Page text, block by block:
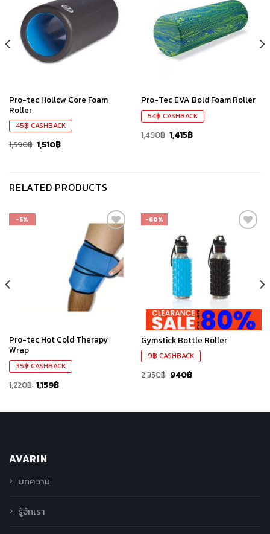
เก็บ
สินค้า
ที่ชอบ
Pro-tec Hollow Core Foam
Roller
45฿ CASHBACK
1,590฿ 1,510฿
เก็บ
ใน
สินค้า
ที่ชอบ
Pro-Tec EVA Bold Foam Roller
54฿ CASHBACK
1,490฿ 1,415฿
RELATED PRODUCTS
-5%
เก็บ
ใน
สินค้า
ที่ชอบ
Pro-tec Hot Cold Therapy
Wrap
35฿ CASHBACK
1,220฿ 1,159฿
-60%
Gymstick Bottle Roller
9฿ CASHBACK
2,350฿ 940฿
AVARIN
บทความ
รู้จักเรา